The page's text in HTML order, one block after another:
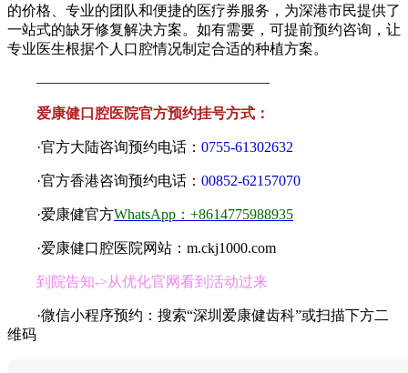
的价格、专业的团队和便捷的医疗券服务，为深港市民提供了
一站式的缺牙修复解决方案。如有需要，可提前预约咨询，让
专业医生根据个人口腔情况制定合适的种植方案。
————————————————
爱康健口腔医院官方预约挂号方式：
·官方大陆咨询预约电话： 0755-61302632
·官方香港咨询预约电话： 00852-62157070
·爱康健官方WhatsApp：+8614775988935
·爱康健口腔医院网站：m.ckj1000.com
到院告知->从优化官网看到活动过来
·微信小程序预约：搜索“深圳爱康健齿科”或扫描下方二
维码